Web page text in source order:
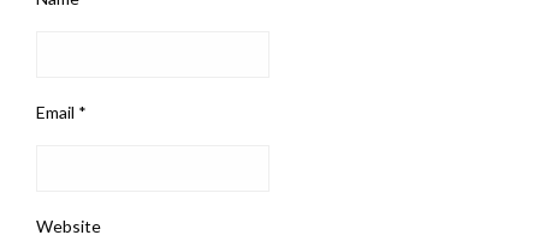
Email *
Website